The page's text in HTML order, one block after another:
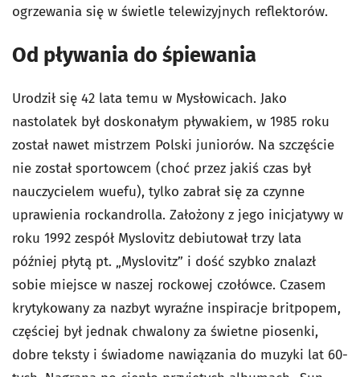
ogrzewania się w świetle telewizyjnych reflektorów.
Od pływania do śpiewania
Urodził się 42 lata temu w Mysłowicach. Jako
nastolatek był doskonałym pływakiem, w 1985 roku
został nawet mistrzem Polski juniorów. Na szczęście
nie został sportowcem (choć przez jakiś czas był
nauczycielem wuefu), tylko zabrał się za czynne
uprawienia rockandrolla. Założony z jego inicjatywy w
roku 1992 zespół Myslovitz debiutował trzy lata
później płytą pt. „Myslovitz” i dość szybko znalazł
sobie miejsce w naszej rockowej czołówce. Czasem
krytykowany za nazbyt wyraźne inspiracje britpopem,
częściej był jednak chwalony za świetne piosenki,
dobre teksty i świadome nawiązania do muzyki lat 60-